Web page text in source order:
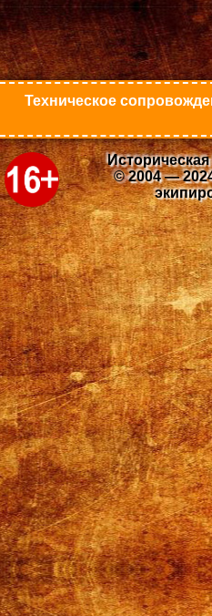
Техническое
Историческая
© 2004 —